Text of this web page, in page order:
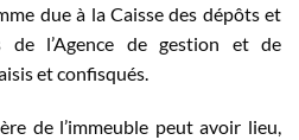
due à la Caisse des dépôts et
de l’Agence de gestion et de
et confisqués.
de l’immeuble peut avoir lieu,